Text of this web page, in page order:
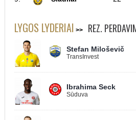
LYGOS LYDERIAI REZ.
Stefan Miloševič
TransInvest
Ibrahima Seck
Sūduva